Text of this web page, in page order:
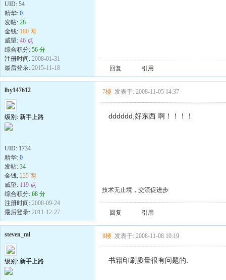
UID: 54
精华: 0
发帖: 28
金钱: 180 两
威望: 46 点
综合积分: 56 分
注册时间: 2008-01-31
最后登录: 2015-11-18 回复 引用
lby147612
级别: 新手上路
UID: 1734
精华: 0
发帖: 34
金钱: 225 两
威望: 119 点
综合积分: 68 分
注册时间: 2008-09-24
最后登录: 2011-12-27
7楼 发表于: 2008-11-05 14:37
dddddd,好东西 啊！！！！
技术无止境，交流促进步
回复 引用
steven_ml
级别: 新手上路
8楼 发表于: 2008-11-08 10:19
书籍印刷质量很有问题的.